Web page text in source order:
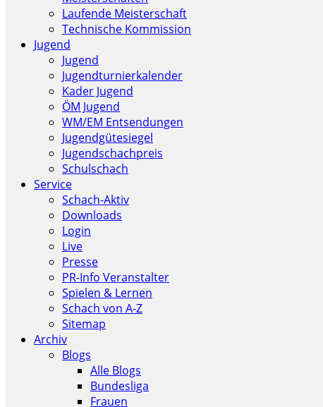
Laufende Meisterschaft
Technische Kommission
Jugend
Jugend
Jugendturnierkalender
Kader Jugend
ÖM Jugend
WM/EM Entsendungen
Jugendgütesiegel
Jugendschachpreis
Schulschach
Service
Schach-Aktiv
Downloads
Login
Live
Presse
PR-Info Veranstalter
Spielen & Lernen
Schach von A-Z
Sitemap
Archiv
Blogs
Alle Blogs
Bundesliga
Frauen